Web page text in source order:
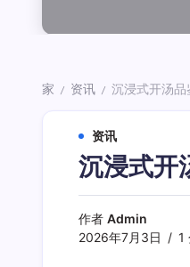
家 / 资讯 / 沉浸式开汤
资讯
沉浸式开
作者 Admin
2026年7月3日
1